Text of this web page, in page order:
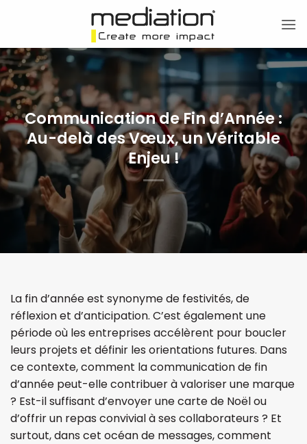
Communication de Fin d’Année :
Au-delà des Vœux, un Véritable
Enjeu !
La fin d’année est synonyme de festivités, de
réflexion et d’anticipation. C’est également une
période où les entreprises accélèrent pour boucler
leurs projets et définir les orientations futures. Dans
ce contexte, comment la communication de fin
d’année peut-elle contribuer à valoriser une marque
? Est-il suffisant d’envoyer une carte de Noël ou
d’offrir un repas convivial à ses collaborateurs ? Et
surtout, dans cet océan de messages, comment